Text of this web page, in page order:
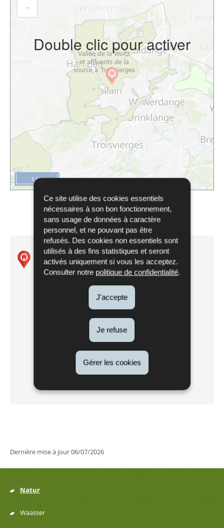
Ce site utilise des cookies essentiels
nécessaires à son bon fonctionnement,
sans usage de données à caractère
personnel, et ne pouvant pas être
refusés. Des cookies non essentiels sont
utilisés à des fins statistiques et seront
activés uniquement si vous les acceptez.
Consulter notre politique de confidentialité.
J'accepte
Je refuse
Gérer les cookies
Double clic pour activer
–
2 km
Natura 2000 - LU0002001
Vallée de la Woltz et affluents de la source à
Itinéraire
de Natura
-
Dernière mise à jour06/07/2026
Menu
Natur
Waasser